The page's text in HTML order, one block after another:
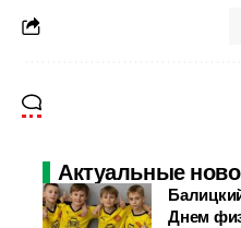
Актуальные
Днем